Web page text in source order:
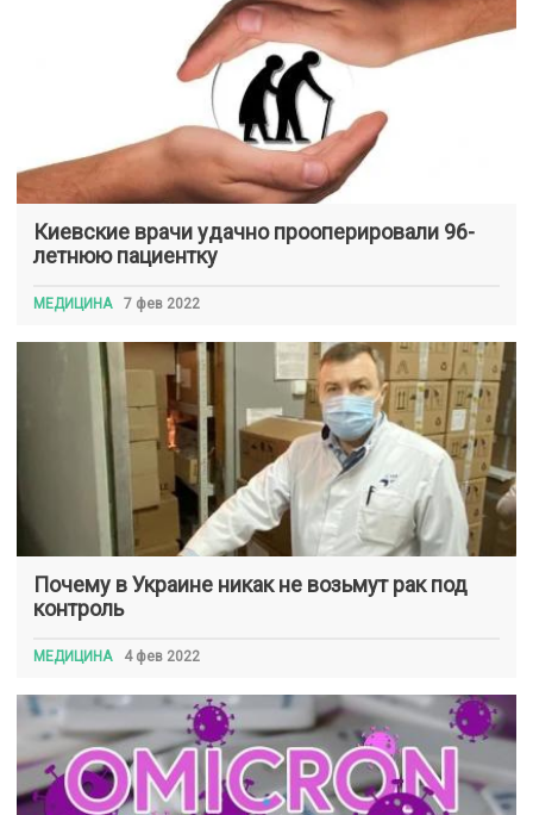
Киевские врачи удачно прооперировали 96-
летнюю пациентку
МЕДИЦИНА 7 фев 2022
Почему в Украине никак не возьмут рак под
контроль
МЕДИЦИНА 4 фев 2022